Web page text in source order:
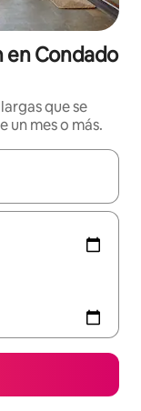
en Condado
que se
mes o más.
navegá con las